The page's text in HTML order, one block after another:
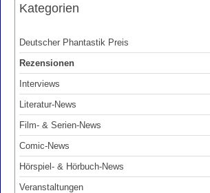
Kategorien
Deutscher Phantastik Preis
Rezensionen
Interviews
Literatur-News
Film- & Serien-News
Comic-News
Hörspiel- & Hörbuch-News
Veranstaltungen